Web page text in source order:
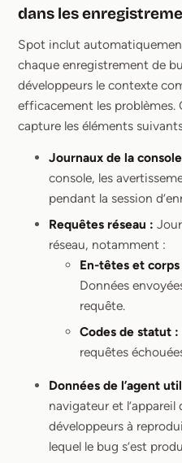
dans les
Spot inclut
chaque enregistrement de
développeurs le contexte
efficacement les problèmes.
capture les éléments
Journaux de la
console, les
pendant la session
Requêtes réseau :
réseau, notamment :
En-têtes et
Données
requête.
Codes de statut :
requêtes
Données de l’agent
navigateur et l’appareil
développeurs à
lequel le bug s’est